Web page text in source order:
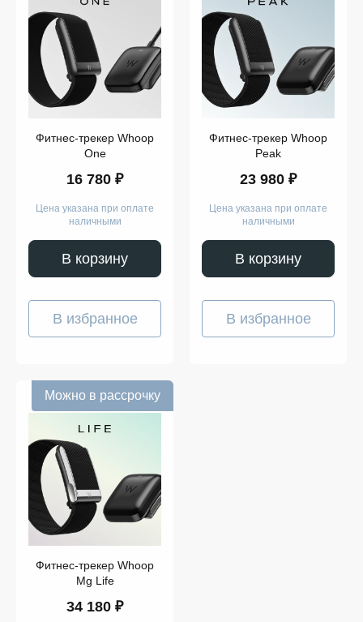
Фитнес-трекер Whoop
One
16 780 ₽
Цена указана при оплате
наличными
В корзину
В избранное
Фитнес-трекер Whoop
Peak
23 980 ₽
Цена указана при оплате
наличными
В корзину
В избранное
Можно в рассрочку
Фитнес-трекер Whoop
Mg Life
34 180 ₽